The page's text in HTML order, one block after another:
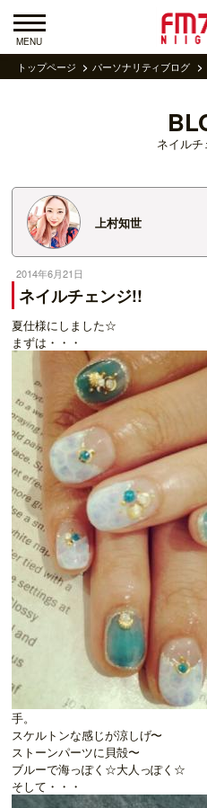
MENU
トップページ パーソナリティブログ
ネイルチ
上村知世
2014年6月21日
ネイルチェンジ!!
夏仕様にしました☆
まずは・・・
手。
スケルトンな感じが涼しげ〜
ストーンパーツに貝殻〜
ブルーで海っぽく☆大人っぽく☆
そして・・・